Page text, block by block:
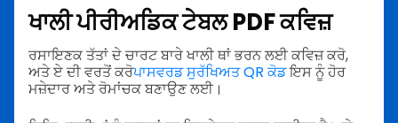
ਖਾਲੀ ਪੀਰੀਅਡਿਕ ਟੇਬਲ PDFਕਵਿਜ਼
ਰਸਾਇਣਕ ਤੱਤਾਂ ਦੇ ਚਾਰਟ ਬਾਰੇ ਖਾਲੀ ਥਾਂ ਭਰਨ ਲਈ ਕਵਿਜ਼ ਕਰੋ,
ਅਤੇ ਏ ਦੀ ਵਰਤੋਂ ਕਰੋਪਾਸਵਰਡ ਸੁਰੱਖਿਅਤ QR ਕੋਡਇਸ ਨੂੰ ਹੋਰ
ਮਜ਼ੇਦਾਰ ਅਤੇ ਰੋਮਾਂਚਕ ਬਣਾਉਣ ਲਈ।